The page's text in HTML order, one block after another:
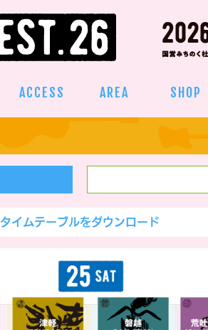
ACCESS AREA SHOP
タイムテーブルをダウンロード